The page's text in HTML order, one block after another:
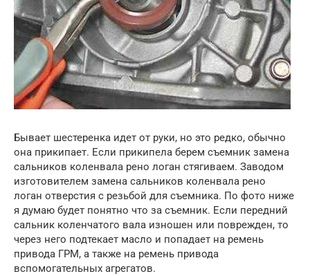
Бывает шестеренка идет от руки, но это редко, обычно
она прикипает. Если прикипела берем съемник замена
сальников коленвала рено логан стягиваем. Заводом
изготовителем замена сальников коленвала рено
логан отверстия с резьбой для съемника. По фото ниже
я думаю будет понятно что за съемник. Если передний
сальник коленчатого вала изношен или поврежден, то
через него подтекает масло и попадает на ремень
привода ГРМ, а также на ремень привода
вспомогательных агрегатов.